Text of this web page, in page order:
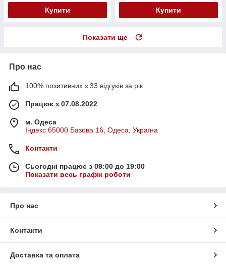
Купити Купити
Показати ще
Про нас
100% позитивних з 33 відгуків за рік
Працює з 07.08.2022
м. Одеса
Індекс 65000 Базова 16, Одеса, Україна
Контакти
Сьогодні працює з 09:00 до 19:00
Показати весь графік роботи
Про нас
Контакти
Доставка та оплата